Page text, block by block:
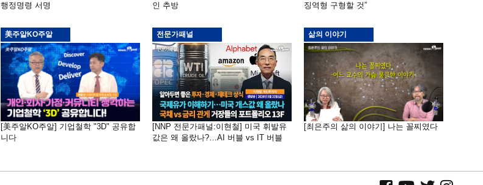
행정명령 서명
인 추방
징역형 구형할 것”
美주알KO주알
[美주알KO주알] 기업철학 "3D" 공유합
니다
전문가패널
[NNP 전문가패널:이현철] 미국 휘발유
값은 왜 올랐나?…AI 버블 vs IT 버블
삶의 이야기
[최은주의 삶의 이야기] 나는 꼴찌였다